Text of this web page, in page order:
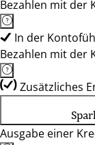
Bezahlen mit der
In der
Bezahlen mit der
Zusätzliches
Ausgabe einer